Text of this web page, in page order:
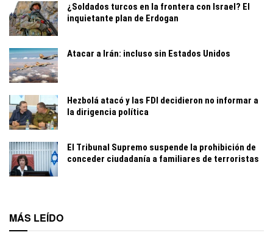
¿Soldados turcos en la frontera con Israel? El
inquietante plan de Erdogan
Atacar a Irán: incluso sin Estados Unidos
Hezbolá atacó y las FDI decidieron no informar a
la dirigencia política
El Tribunal Supremo suspende la prohibición de
conceder ciudadanía a familiares de terroristas
MÁS LEÍDO